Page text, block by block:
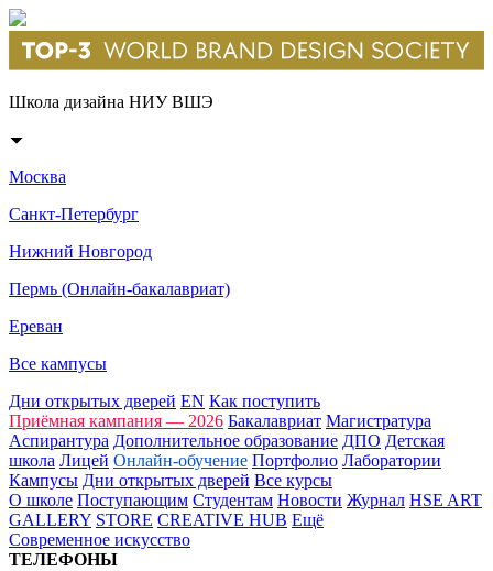
Школа дизайна НИУ ВШЭ
Москва
Санкт-Петербург
Нижний Новгород
Пермь (Онлайн-бакалавриат)
Ереван
Все кампусы
Дни открытых дверей EN Как поступить
Приёмная кампания — 2026 Бакалавриат Магистратура
Аспирантура Дополнительное образование ДПО Детская
школа Лицей Онлайн-обучение Портфолио Лаборатории
Кампусы Дни открытых дверей Все курсы
О школе Поступающим Студентам Новости Журнал HSE ART
GALLERY STORE CREATIVE HUB Ещё
Современное искусство
ТЕЛЕФОНЫ